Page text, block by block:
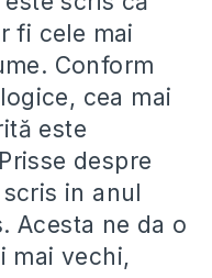
fi cele mai
Conform
cea mai
este
despre
in anul
Acesta ne da o
mai vechi,